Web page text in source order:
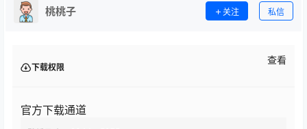
桃桃子 关注 私信
下载权限
查看
官方下载通道